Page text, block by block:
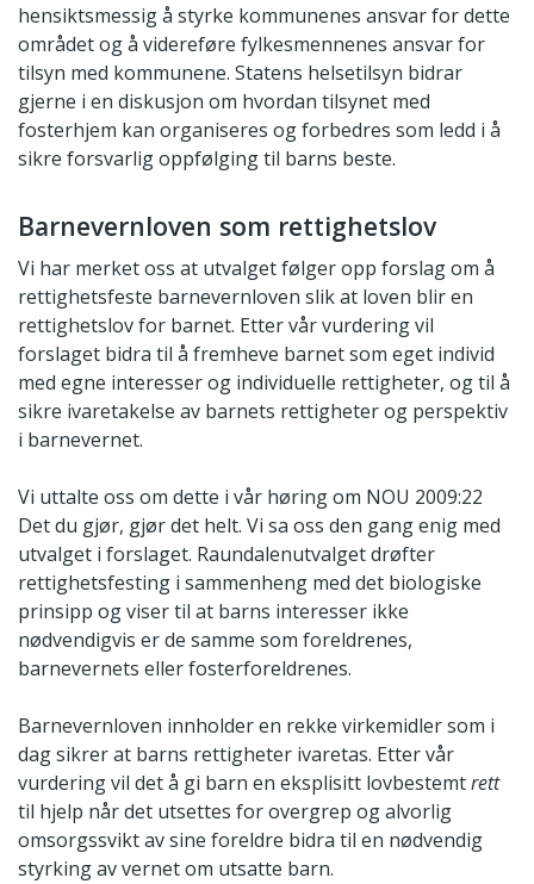
hensiktsmessig å styrke kommunenes ansvar for dette
området og å videreføre fylkesmennenes ansvar for
tilsyn med kommunene. Statens helsetilsyn bidrar
gjerne i en diskusjon om hvordan tilsynet med
fosterhjem kan organiseres og forbedres som ledd i å
sikre forsvarlig oppfølging til barns beste.
Barnevernloven som rettighetslov
Vi har merket oss at utvalget følger opp forslag om å
rettighetsfeste barnevernloven slik at loven blir en
rettighetslov for barnet. Etter vår vurdering vil
forslaget bidra til å fremheve barnet som eget individ
med egne interesser og individuelle rettigheter, og til å
sikre ivaretakelse av barnets rettigheter og perspektiv
i barnevernet.
Vi uttalte oss om dette i vår høring om NOU 2009:22
Det du gjør, gjør det helt. Vi sa oss den gang enig med
utvalget i forslaget. Raundalenutvalget drøfter
rettighetsfesting i sammenheng med det biologiske
prinsipp og viser til at barns interesser ikke
nødvendigvis er de samme som foreldrenes,
barnevernets eller fosterforeldrenes.
Barnevernloven innholder en rekke virkemidler som i
dag sikrer at barns rettigheter ivaretas. Etter vår
vurdering vil det å gi barn en eksplisitt lovbestemtrett
til hjelp når det utsettes for overgrep og alvorlig
omsorgssvikt av sine foreldre bidra til en nødvendig
styrking av vernet om utsatte barn.